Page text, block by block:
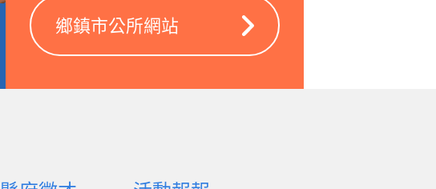
鄉鎮市公所網站